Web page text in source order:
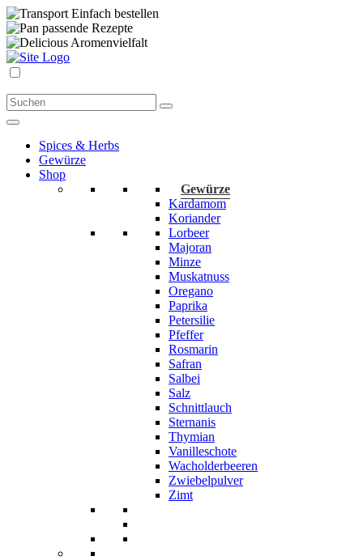
Einfach bestellen
passende Rezepte
Aromenvielfalt
Spices & Herbs
Gewürze
Shop
Gewürze
Kardamom
Koriander
Lorbeer
Majoran
Minze
Muskatnuss
Oregano
Paprika
Petersilie
Pfeffer
Rosmarin
Safran
Salbei
Salz
Schnittlauch
Sternanis
Thymian
Vanilleschote
Wacholderbeeren
Zwiebelpulver
Zimt